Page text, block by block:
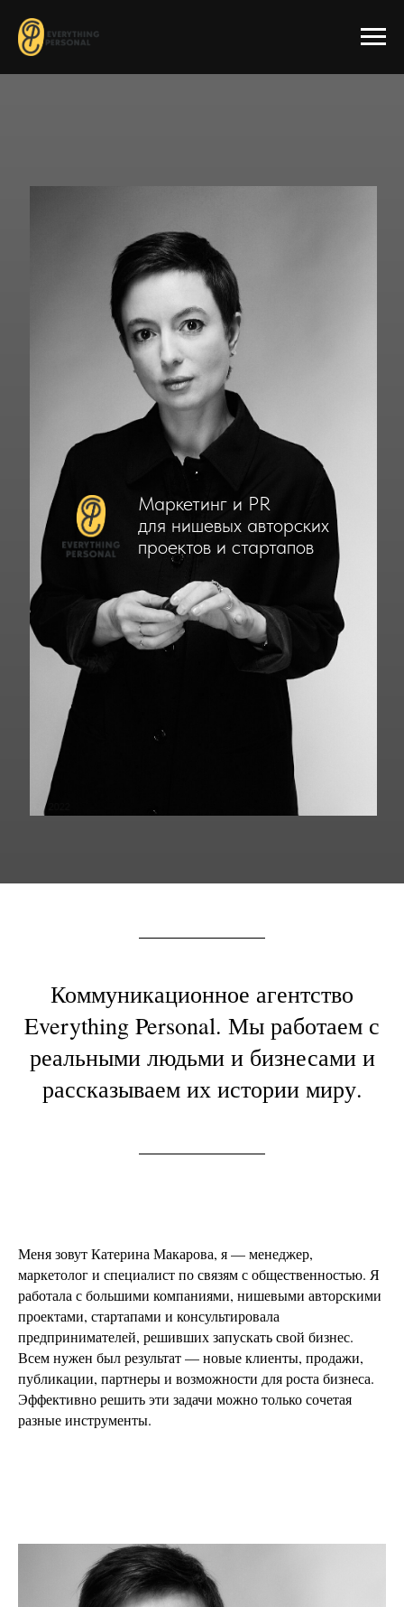
Маркетинг и PR
для нишевых авторских
проектов и стартапов
Коммуникационное агентство
Everything Personal. Мы работаем с
реальными людьми и бизнесами и
рассказываем их истории миру.
Меня зовут Катерина Макарова, я — менеджер,
маркетолог и специалист по связям с общественностью. Я
работала с большими компаниями, нишевыми авторскими
проектами, стартапами и консультировала
предпринимателей, решивших запускать свой бизнес.
Всем нужен был результат — новые клиенты, продажи,
публикации, партнеры и возможности для роста бизнеса.
Эффективно решить эти задачи можно только сочетая
разные инструменты.